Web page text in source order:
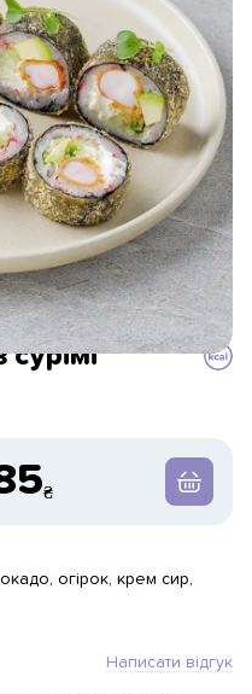
огірок, крем сир,
Написати відгук